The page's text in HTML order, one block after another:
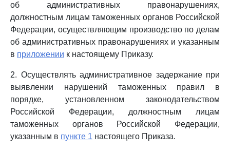
об административных правонарушениях,
должностным лицам таможенных органов Российской
Федерации, осуществляющим производство по делам
об административных правонарушениях и указанным
в приложении к настоящему Приказу.
2. Осуществлять административное задержание при
выявлении нарушений таможенных правил в
порядке, установленном законодательством
Российской Федерации, должностным лицам
таможенных органов Российской Федерации,
указанным в пункте 1 настоящего Приказа.